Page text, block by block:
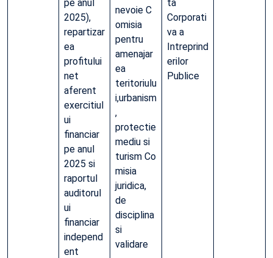
pe anul
2025),
repartizar
ea
profitului
net
aferent
exercitiul
ui
financiar
pe anul
2025 si
raportul
auditorul
ui
financiar
independ
ent
nevoie C
omisia
pentru
amenajar
ea
teritoriulu
i,urbanism
,
protectie
mediu si
turism Co
misia
juridica,
de
disciplina
si
validare
ta
Corporati
va a
Intreprind
erilor
Publice